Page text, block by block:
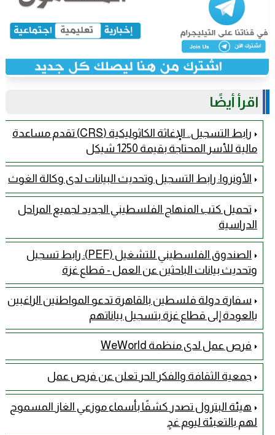
اقرأ أيضًا
رابط التسجيل.. الإغاثة الكاثوليكية (CRS) تقدم مساعدة
مالية للأسر المحتاجة بقيمة 1250 شيكل
الأونروا: رابط التسجيل وتحديث البيانات لدى وكالة الغوث
تحميل كتب المنهاج الفلسطيني الجديد لجميع المراحل
الدراسية
الصندوق الفلسطيني للتشغيل (PEF): رابط تسجيل
وتحديث بيانات الباحثين عن العمل - قطاع غزة
سفارة دولة فلسطين بالقاهرة تدعو المواطنين الراغبين
بالعودة إلى قطاع غزة بتسجيل بياناتهم
فرص عمل لدى منظمة WeWorld
جمعية الثقافة والفكر الحر تعلن عن فرص عمل
هيئة البترول تصدر كشفًا بأسماء موزعي الغاز المسموح
لهم بالتعبئة ليوم غدٍ